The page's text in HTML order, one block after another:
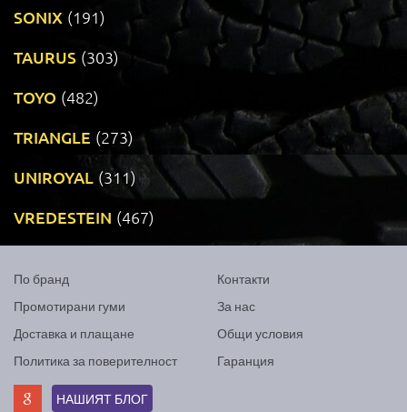
SONIX (191)
TAURUS (303)
TOYO (482)
TRIANGLE (273)
UNIROYAL (311)
VREDESTEIN (467)
По бранд
Промотирани гуми
Доставка и плащане
Политика за поверителност
Контакти
За нас
Общи условия
Гаранция
НАШИЯТ БЛОГ